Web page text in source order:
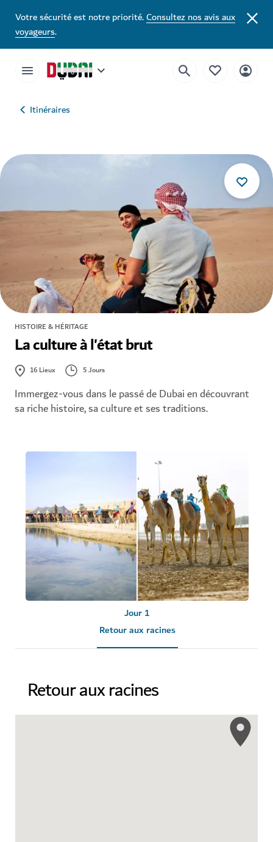
Votre sécurité est notre priorité.Consultez nos avis aux
voyageurs.
Itinéraires
HISTOIRE & HÉRITAGE
La culture à l'état brut
16 Lieux 5 Jours
Immergez-vous dans le passé de Dubai en découvrant
sa riche histoire, sa culture et ses traditions.
Jour 1
Retour aux racines
Retour aux racines